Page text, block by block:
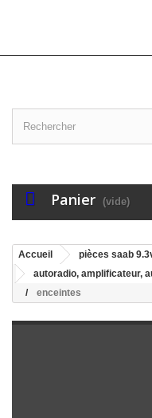
Panier (vide)
Accueil
pièces saab
autoradio, amplificateur,
enceintes